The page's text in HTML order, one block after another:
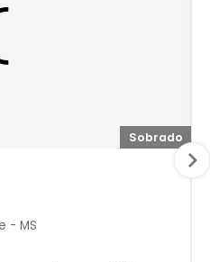
Sobrado
- MS